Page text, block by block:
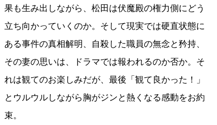
果も生み出しながら、松田は伏魔殿の権力側にどう
立ち向かっていくのか。そして現実では硬直状態に
ある事件の真相解明、自殺した職員の無念と矜持、
その妻の思いは、ドラマでは報われるのか否か。そ
れは観てのお楽しみだが、最後「観て良かった！」
とウルウルしながら胸がジンと熱くなる感動をお約
束。